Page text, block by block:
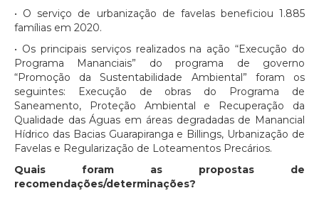
• O serviço de urbanização de favelas beneficiou 1.885
famílias em 2020.
• Os principais serviços realizados na ação “Execução do
Programa Mananciais” do programa de governo
“Promoção da Sustentabilidade Ambiental” foram os
seguintes: Execução de obras do Programa de
Saneamento, Proteção Ambiental e Recuperação da
Qualidade das Águas em áreas degradadas de Manancial
Hídrico das Bacias Guarapiranga e Billings, Urbanização de
Favelas e Regularização de Loteamentos Precários.
Quais foram as propostas de
recomendações/determinações?